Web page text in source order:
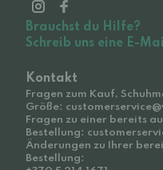
Brauchst du Hilfe?
Schreib uns eine E-
Kontakt
Fragen zum Kauf,
Größe:
Fragen zu einer bereits
Bestellung:
Änderungen zu Ihrer
Bestellung: